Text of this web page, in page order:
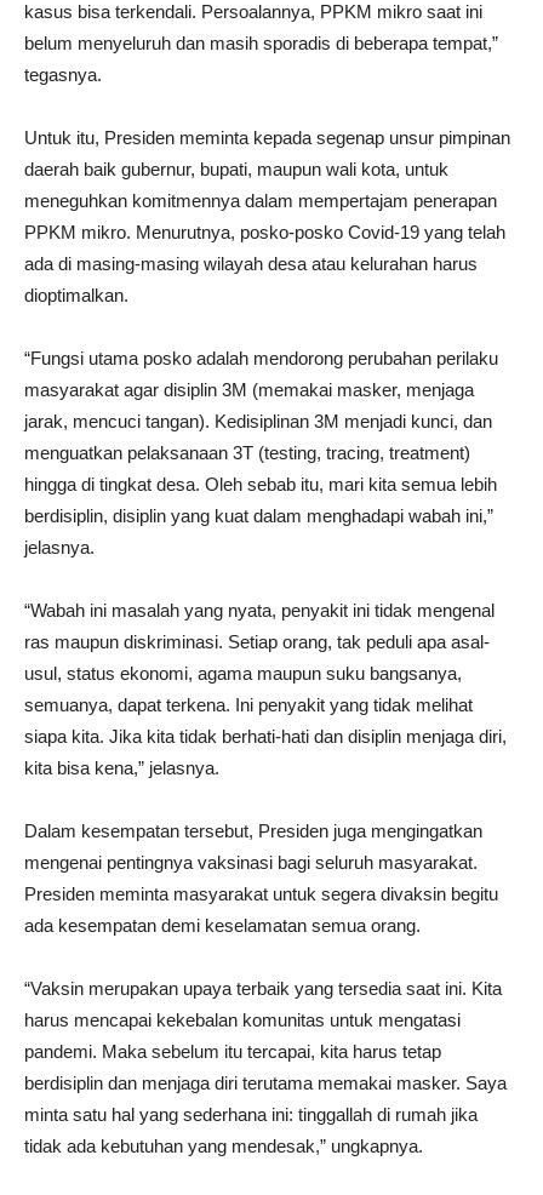
kasus bisa terkendali. Persoalannya, PPKM mikro saat ini
belum menyeluruh dan masih sporadis di beberapa tempat,”
tegasnya.
Untuk itu, Presiden meminta kepada segenap unsur pimpinan
daerah baik gubernur, bupati, maupun wali kota, untuk
meneguhkan komitmennya dalam mempertajam penerapan
PPKM mikro. Menurutnya, posko-posko Covid-19 yang telah
ada di masing-masing wilayah desa atau kelurahan harus
dioptimalkan.
“Fungsi utama posko adalah mendorong perubahan perilaku
masyarakat agar disiplin 3M (memakai masker, menjaga
jarak, mencuci tangan). Kedisiplinan 3M menjadi kunci, dan
menguatkan pelaksanaan 3T (testing, tracing, treatment)
hingga di tingkat desa. Oleh sebab itu, mari kita semua lebih
berdisiplin, disiplin yang kuat dalam menghadapi wabah ini,”
jelasnya.
“Wabah ini masalah yang nyata, penyakit ini tidak mengenal
ras maupun diskriminasi. Setiap orang, tak peduli apa asal-
usul, status ekonomi, agama maupun suku bangsanya,
semuanya, dapat terkena. Ini penyakit yang tidak melihat
siapa kita. Jika kita tidak berhati-hati dan disiplin menjaga diri,
kita bisa kena,” jelasnya.
Dalam kesempatan tersebut, Presiden juga mengingatkan
mengenai pentingnya vaksinasi bagi seluruh masyarakat.
Presiden meminta masyarakat untuk segera divaksin begitu
ada kesempatan demi keselamatan semua orang.
“Vaksin merupakan upaya terbaik yang tersedia saat ini. Kita
harus mencapai kekebalan komunitas untuk mengatasi
pandemi. Maka sebelum itu tercapai, kita harus tetap
berdisiplin dan menjaga diri terutama memakai masker. Saya
minta satu hal yang sederhana ini: tinggallah di rumah jika
tidak ada kebutuhan yang mendesak,” ungkapnya.